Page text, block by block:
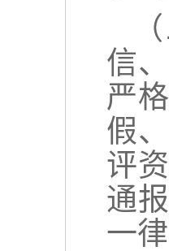
信
严
假
评
通
一